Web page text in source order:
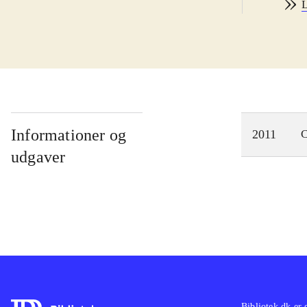
Informationer og
udgaver
2011